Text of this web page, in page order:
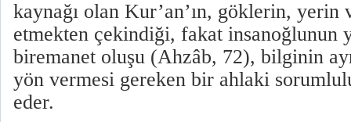
kaynağı olan Kur’an’ın, göklerin, yerin
etmekten çekindiği, fakat insanoğlunun
biremanet oluşu (Ahzâb, 72), bilginin
yön vermesi gereken bir ahlaki
eder.